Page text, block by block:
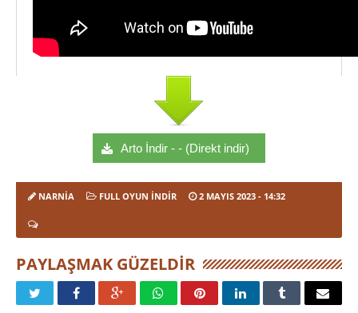
Arto İndir - - (Direkt indir)
NARNIA FULL OYUN İNDIR 2 MAYIS 2023 - 14:32
PAYLAŞMAK GÜZELDIR